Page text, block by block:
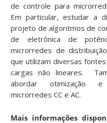
de controle para
Em particular, estudar a
projeto de algoritmos de
de eletrônica de
microrredes de
que utilizam diversas
cargas não lineares.
abordar otimização
microrredes CC e AC.
Mais informações